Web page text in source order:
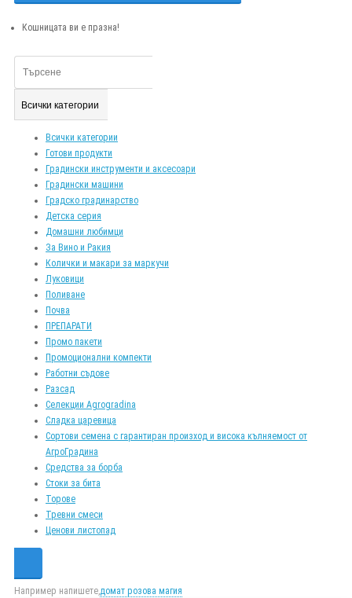
Кошницата ви е празна!
Всички категории
Всички категории
Готови продукти
Градински инструменти и аксесоари
Градински машини
Градско градинарство
Детска серия
Домашни любимци
За Вино и Ракия
Колички и макари за маркучи
Луковици
Поливане
Почва
ПРЕПАРАТИ
Промо пакети
Промоционални компекти
Работни съдове
Разсад
Селекции Agrogradina
Сладка царевица
Сортови семена с гарантиран произход и висока кълняемост от
АгроГрадина
Средства за борба
Стоки за бита
Торове
Тревни смеси
Ценови листопад
Например напишете,домат розова магия